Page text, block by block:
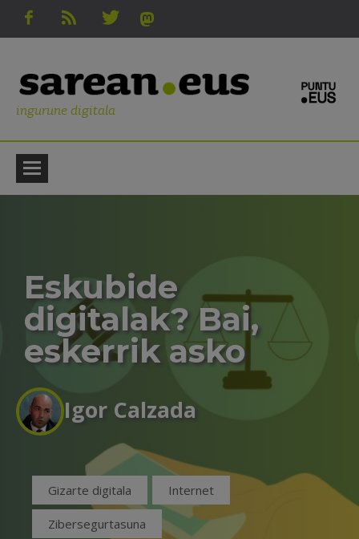
ingurune digitala
Eskubide
digitalak? Bai,
eskerrik asko
Igor Calzada
Gizarte digitala Internet
Zibersegurtasuna